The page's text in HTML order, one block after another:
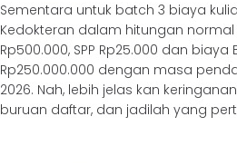
Sementara untuk batch 3 biaya
Kedokteran dalam hitungan
Rp500.000, SPP Rp25.000 dan biaya
Rp250.000.000 dengan masa
2026. Nah, lebih jelas kan
buruan daftar, dan jadilah yang